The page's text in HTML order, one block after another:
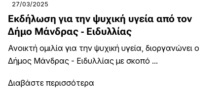
27/03/2025
Εκδήλωση για την ψυχική υγεία από τον
Δήμο Μάνδρας - Ειδυλλίας
Ανοικτή ομιλία για την ψυχική υγεία, διοργανώνει ο
Δήμος Μάνδρας - Ειδυλλίας με σκοπό ...
Διαβάστε περισσότερα